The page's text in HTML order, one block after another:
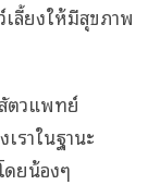
เลี้ยงให้มีสุขภาพ
ตวแพทย์
ราในฐานะ
ยน้องๆ